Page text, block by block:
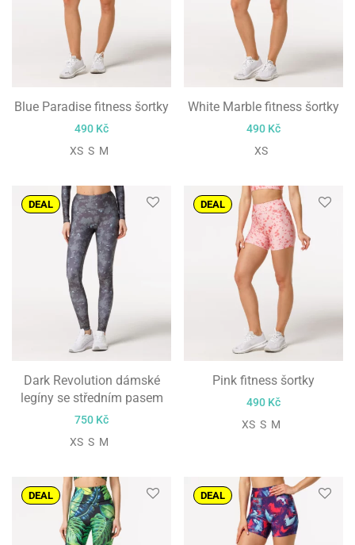
Blue Paradise fitness šortky
490 Kč
XS S M
White Marble fitness šortky
490 Kč
XS
DEAL
Dark Revolution dámské
legíny se středním pasem
750 Kč
XS S M
DEAL
Pink fitness šortky
490 Kč
XS S M
DEAL DEAL